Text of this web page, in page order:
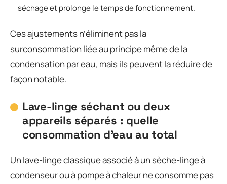
séchage et prolonge le temps de fonctionnement.
Ces ajustements n’éliminent pas la
surconsommation liée au principe même de la
condensation par eau, mais ils peuvent la réduire de
façon notable.
Lave-linge séchant ou deux
appareils séparés : quelle
consommation d’eau au total
Un lave-linge classique associé à un sèche-linge à
condenseur ou à pompe à chaleur ne consomme pas